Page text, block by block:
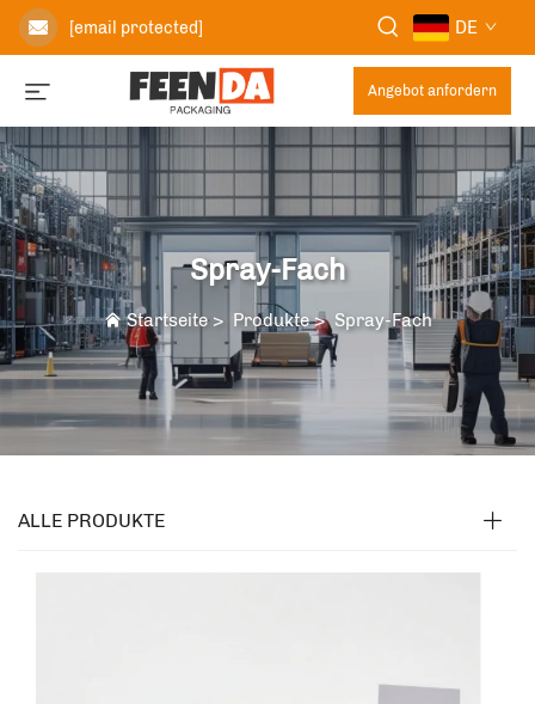
[email protected] DE
Angebot anfordern
Spray-Fach
Startseite> Produkte> Spray-Fach
ALLE PRODUKTE